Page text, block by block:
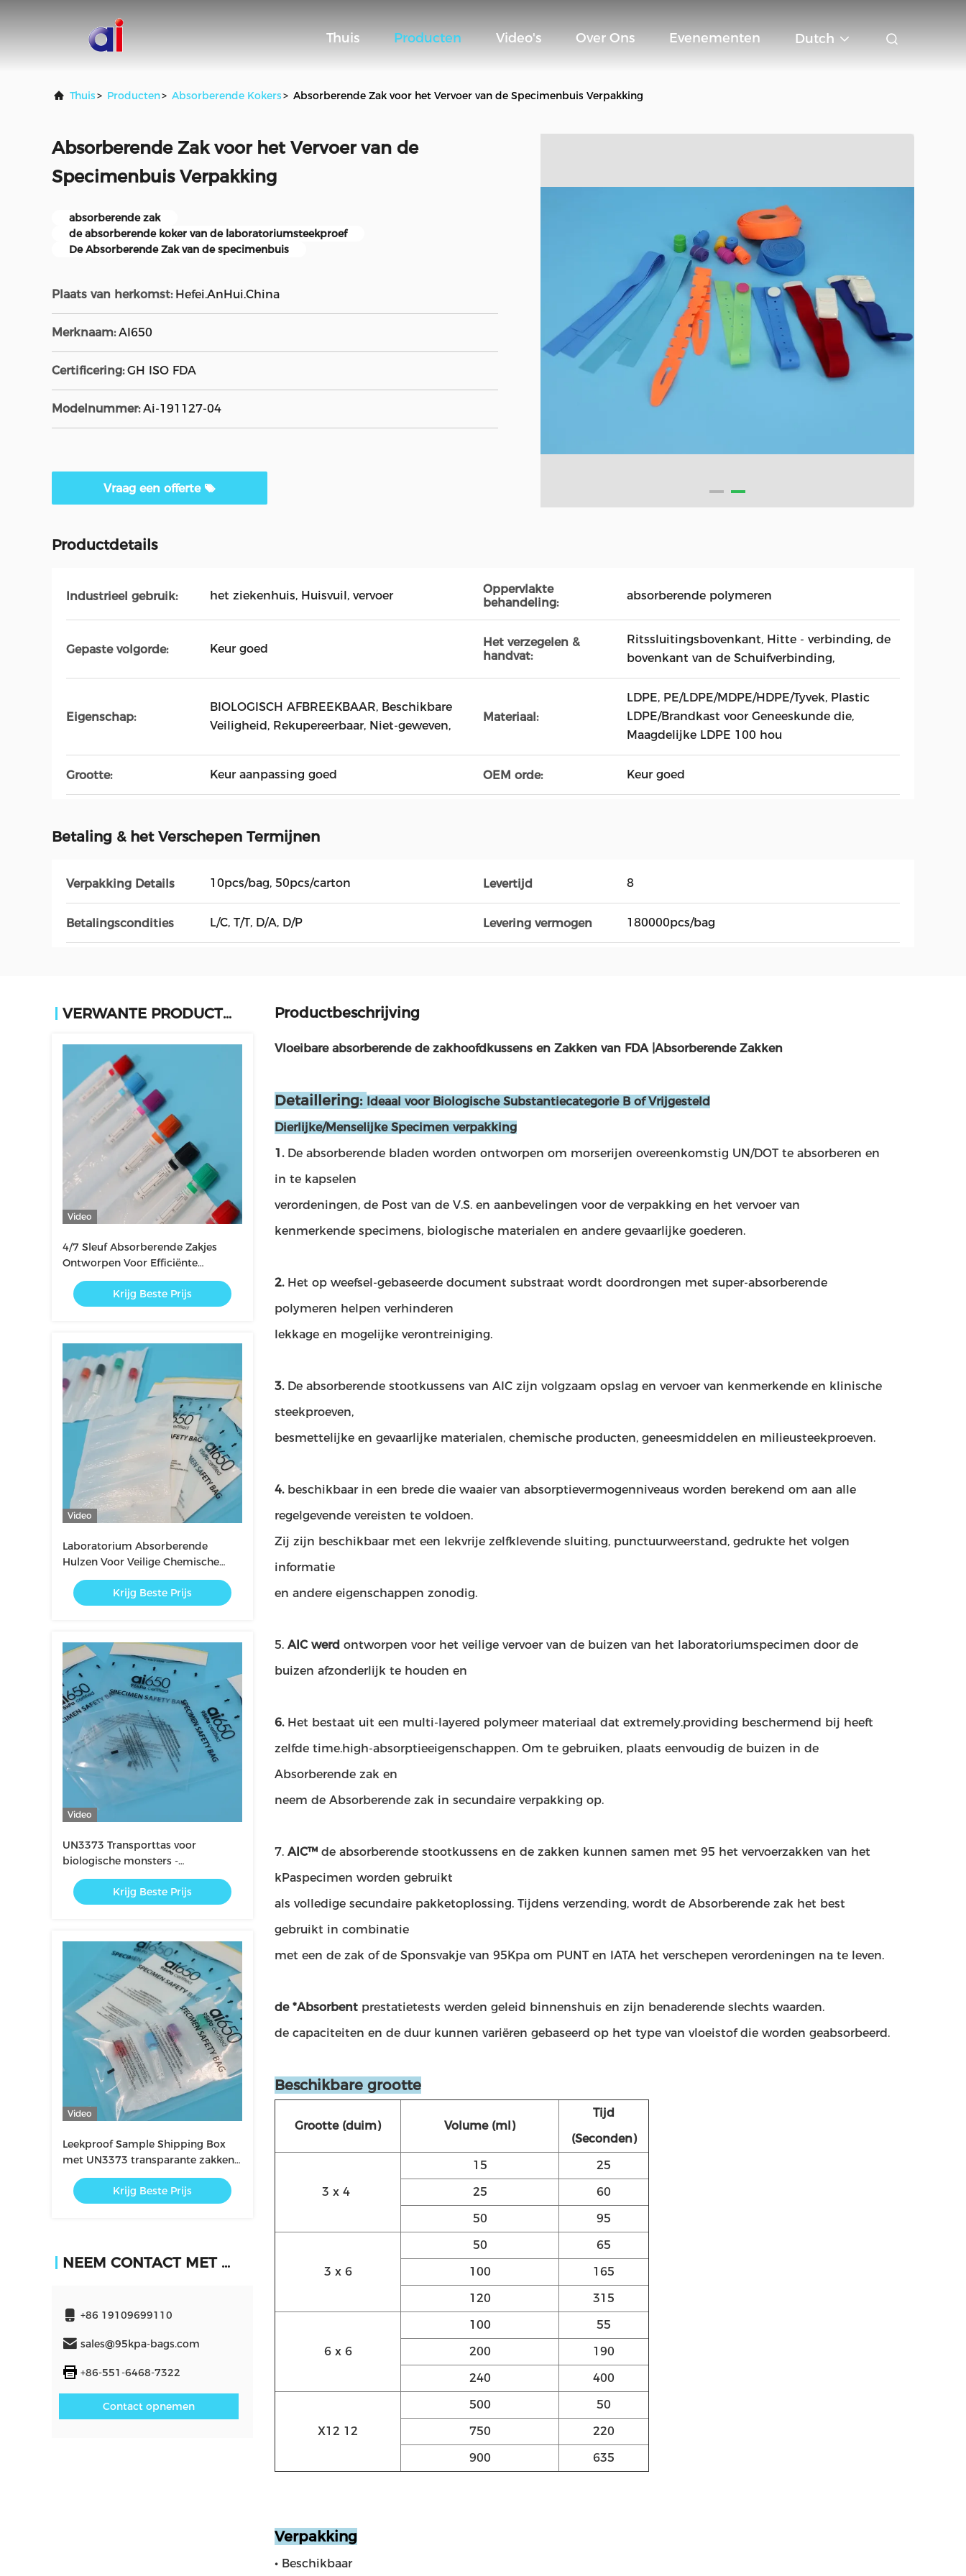
Thuis Producten Video's Over Ons Evenementen Dutch
Thuis> Producten> Absorberende Kokers> Absorberende Zak voor het Vervoer van de Specimenbuis Verpakking
Absorberende Zak voor het Vervoer van de
Specimenbuis Verpakking
absorberende zak
de absorberende koker van de laboratoriumsteekproef
De Absorberende Zak van de specimenbuis
Plaats van herkomst: Hefei.AnHui.China
Merknaam: AI650
Certificering: GH ISO FDA
Modelnummer: Ai-191127-04
Vraag een offerte
Productdetails
Industrieel gebruik: het ziekenhuis, Huisvuil, vervoer
Oppervlakte
behandeling:
absorberende polymeren
Gepaste volgorde: Keur goed
Het verzegelen &
handvat:
Ritssluitingsbovenkant, Hitte - verbinding, de
bovenkant van de Schuifverbinding,
Eigenschap:
BIOLOGISCH AFBREEKBAAR, Beschikbare
Veiligheid, Rekupereerbaar, Niet-geweven,
Materiaal:
LDPE, PE/LDPE/MDPE/HDPE/Tyvek, Plastic
LDPE/Brandkast voor Geneeskunde die,
Maagdelijke LDPE 100 hou
Grootte: Keur aanpassing goed OEM orde: Keur goed
Betaling & het Verschepen Termijnen
Verpakking Details 10pcs/bag, 50pcs/carton Levertijd 8
Betalingscondities L/C, T/T, D/A, D/P Levering vermogen 180000pcs/bag
VERWANTE PRODUCTEN
Video
4/7 Sleuf Absorberende Zakjes
Ontworpen Voor Efficiënte
Vloeistofabsorptie en Gemakkelijke
Opslag
Krijg Beste Prijs
Video
Laboratorium Absorberende
Hulzen Voor Veilige Chemische
Behandeling En Morsbescherming
In LaboratoriaKrijg Beste Prijs
Video
UN3373 Transporttas voor
biologische monsters -
Gecertificeerde
specimenverpakking &
transportbox
Krijg Beste Prijs
Video
Leekproof Sample Shipping Box
met UN3373 transparante zakken
en absorberende zak voor
medische monsters
Krijg Beste Prijs
NEEM CONTACT MET ONS OP
+86 19109699110
sales@95kpa-bags.com
+86-551-6468-7322
Contact opnemen
Productbeschrijving
Vloeibare absorberende de zakhoofdkussens en Zakken van FDA |Absorberende Zakken
Detaillering: Ideaal voor Biologische Substantiecategorie B of Vrijgesteld
Dierlijke/Menselijke Specimen verpakking
1. De absorberende bladen worden ontworpen om morserijen overeenkomstig UN/DOT te absorberen en
in te kapselen
verordeningen, de Post van de V.S. en aanbevelingen voor de verpakking en het vervoer van
kenmerkende specimens, biologische materialen en andere gevaarlijke goederen.
2. Het op weefsel-gebaseerde document substraat wordt doordrongen met super-absorberende
polymeren helpen verhinderen
lekkage en mogelijke verontreiniging.
3. De absorberende stootkussens van AIC zijn volgzaam opslag en vervoer van kenmerkende en klinische
steekproeven,
besmettelijke en gevaarlijke materialen, chemische producten, geneesmiddelen en milieusteekproeven.
4. beschikbaar in een brede die waaier van absorptievermogenniveaus worden berekend om aan alle
regelgevende vereisten te voldoen.
Zij zijn beschikbaar met een lekvrije zelfklevende sluiting, punctuurweerstand, gedrukte het volgen
informatie
en andere eigenschappen zonodig.
5. AIC werd ontworpen voor het veilige vervoer van de buizen van het laboratoriumspecimen door de
buizen afzonderlijk te houden en
6. Het bestaat uit een multi-layered polymeer materiaal dat extremely.providing beschermend bij heeft
zelfde time.high-absorptieeigenschappen. Om te gebruiken, plaats eenvoudig de buizen in de
Absorberende zak en
neem de Absorberende zak in secundaire verpakking op.
7. AIC™ de absorberende stootkussens en de zakken kunnen samen met 95 het vervoerzakken van het
kPaspecimen worden gebruikt
als volledige secundaire pakketoplossing. Tijdens verzending, wordt de Absorberende zak het best
gebruikt in combinatie
met een de zak of de Sponsvakje van 95Kpa om PUNT en IATA het verschepen verordeningen na te leven.
de *Absorbent prestatietests werden geleid binnenshuis en zijn benaderende slechts waarden.
de capaciteiten en de duur kunnen variëren gebaseerd op het type van vloeistof die worden geabsorbeerd.
Beschikbare grootte
Grootte (duim) Volume (ml)
Tijd
(Seconden)
3 x 4
15
25
25
60
50
95
3 x 6
50
65
100
165
120
315
6 x 6
100
55
200
190
240
400
X12 12
500
50
750
220
900
635
Verpakking
• Beschikbaar